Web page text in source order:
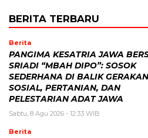
BERITA TERBARU
Berita
PANGIMA KESATRIA JAWA
SRIADI “MBAH DIPO”: SOSOK
SEDERHANA DI BALIK GERAKAN
SOSIAL, PERTANIAN, DAN
PELESTARIAN ADAT JAWA
Sabtu, 8 Agu 2026 - 12:33 WIB
Berita